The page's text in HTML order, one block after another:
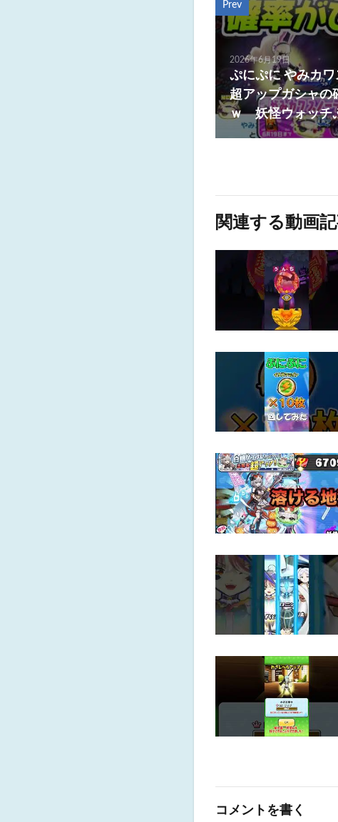
Prev
2026年6月19日
ぷにぷに やみカ
超アップガシャの
ｗ 妖怪ウォッチ
関連する動画
コメントを書く